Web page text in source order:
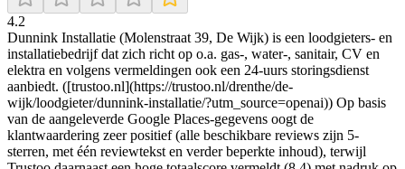
4.2
Dunnink Installatie (Molenstraat 39, De Wijk) is een loodgieters- en
installatiebedrijf dat zich richt op o.a. gas-, water-, sanitair, CV en
elektra en volgens vermeldingen ook een 24-uurs storingsdienst
aanbiedt. ([trustoo.nl](https://trustoo.nl/drenthe/de-
wijk/loodgieter/dunnink-installatie/?utm_source=openai)) Op basis
van de aangeleverde Google Places-gegevens oogt de
klantwaardering zeer positief (alle beschikbare reviews zijn 5-
sterren, met één reviewtekst en verder beperkte inhoud), terwijl